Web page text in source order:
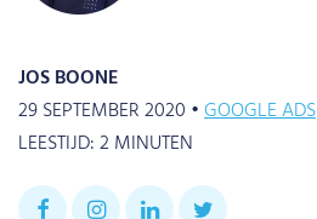
JOS BOONE
29 SEPTEMBER 2020 •GOOGLE ADS
LEESTIJD:2MINUTEN